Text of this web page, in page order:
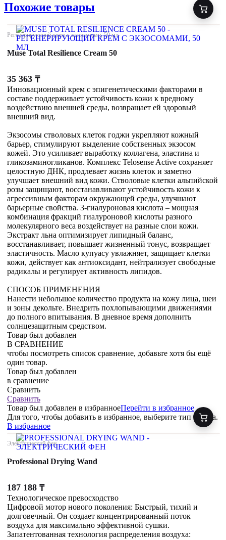
Похожие товары
Регенерирующий крем с экзосомами, 50 мл
Muse Total Resilience Cream 50
35 363 ₸
Инновационный крем с эпигенетическими факторами в
составе поддерживает устойчивость кожи к вредному
воздействию внешней среды, возвращает ей здоровый
внешний вид.
Экзосомы стволовых клеток годжи укрепляют кожный
барьер, стимулируют выделение собственных экзосом
кожей. Это усиливает выработку коллагена, эластина и
гликозаминогликанов. Комплекс Telosense Active сохраняет
целостную ДНК, продлевает жизнь клеток и заметно
улучшает внешний вид кожи. Стволовые клетки альпийской
розы защищают, восстанавливают устойчивость кожи к
агрессивным факторам окружающей среды, улучшают
барьерные свойства. 3-гиалуроновая кислота – мощная
комбинация фракций гиалуроновой кислоты разного
молекулярного веса воздействует на разные слои кожи.
Экстракт льна оптимизирует липидный баланс,
восстанавливает, повышает жизненный тонус, возвращает
эластичность. Масло купуасу увлажняет, защищает клетки
кожи, действует как антиоксидант, нейтрализует свободные
радикалы и регулирует активность липидов.
СПОСОБ ПРИМЕНЕНИЯ
Нанести небольшое количество продукта на кожу лица, шеи
и зоны декольте. Внедрить похлопывающими движениями
до полного впитывания. В дневное время дополнить
солнцезащитным средством.
Товар был добавлен
В СРАВНЕНИЕ
чтобы посмотреть список сравнение, добавьте хотя бы ещё
один товар.
Товар был добавлен
в сравнение
Сравнить
Сравнить
Товар был добавлен в избранноеПерейти в избранное
Для того, чтобы добавить в избранное, выберите тип товара.
В избранное
Электрический фен
Professional Drying Wand
187 188 ₸
Технологическое превосходство
Цифровой мотор нового поколения: Быстрый, тихий и
долговечный. Он создает концентрированный поток
воздуха для максимально эффективной сушки.
Запатентованная технология распределения воздуха: